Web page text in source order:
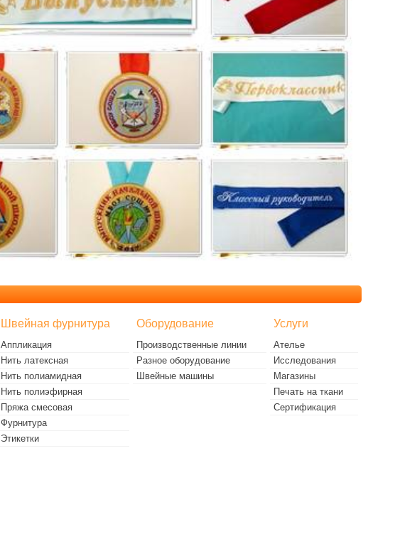
Швейная фурнитура
Аппликация
Нить латексная
Нить полиамидная
Нить полиэфирная
Пряжа смесовая
Фурнитура
Этикетки
Оборудование
Производственные линии
Разное оборудование
Швейные машины
Услуги
Ателье
Исследования
Магазины
Печать на ткани
Сертификация